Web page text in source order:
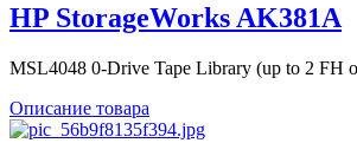
HP StorageWorks AK381A
MSL4048 0-Drive Tape Library (up to 2 FH
Описание товара